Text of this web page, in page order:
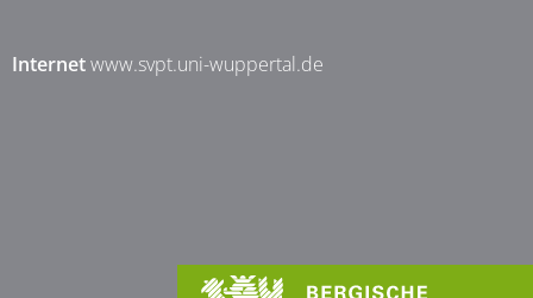
Internetwww.svpt.uni-wuppertal.de